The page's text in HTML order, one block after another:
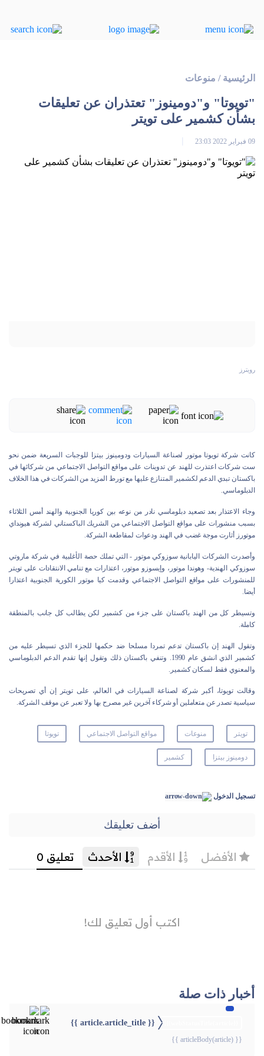
الرئيسية / منوعات
"تويوتا" و"دومينوز" تعتذران عن تعليقات
بشأن كشمير على تويتر
09 فبراير 2022 23:03
رويترز
كانت شركة تويوتا موتور لصناعة السيارات ودومينوز بيتزا للوجبات السريعة ضمن نحو
ست شركات اعتذرت للهند عن تدوينات على مواقع التواصل الاجتماعي من شركائها في
باكستان تبدي الدعم لكشمير المتنازع عليها مع تورط المزيد من الشركات في هذا الخلاف
الدبلوماسي.
وجاء الاعتذار بعد تصعيد دبلوماسي نادر من نوعه بين كوريا الجنوبية والهند أمس الثلاثاء
بسبب منشورات على مواقع التواصل الاجتماعي من الشريك الباكستاني لشركة هيونداي
موتورز أثارت موجة غضب في الهند ودعوات لمقاطعة الشركة.
وأصدرت الشركات اليابانية سوزوكي موتور - التي تملك حصة الأغلبية في شركة ماروتي
سوزوكي الهندية- وهوندا موتور، وإيسوزو موتور، اعتذارات مع تنامي الانتقادات على تويتر
للمنشورات على مواقع التواصل الاجتماعي وقدمت كيا موتور الكورية الجنوبية اعتذارا
أيضا.
وتسيطر كل من الهند باكستان على جزء من كشمير لكن يطالب كل جانب بالمنطقة
كاملة.
وتقول الهند إن باكستان تدعم تمردا مسلحا ضد حكمها للجزء الذي تسيطر عليه من
كشمير الذي انشق عام 1990. وتنفي باكستان ذلك وتقول إنها تقدم الدعم الدبلوماسي
والمعنوي فقط لسكان كشمير.
وقالت تويوتا، أكبر شركة لصناعة السيارات في العالم، على تويتر إن أي تصريحات
سياسية تصدر عن متعاملين أو شركاء آخرين غير مصرح بها ولا تعبر عن موقف الشركة.
تويتر منوعات مواقع التواصل الاجتماعي تويوتا
دومينوز بيتزا كشمير
تسجيل الدخول
أضف تعليقك
أخبار ذات صلة
{{ article.article_title }}
{{ articleBody(article) }}